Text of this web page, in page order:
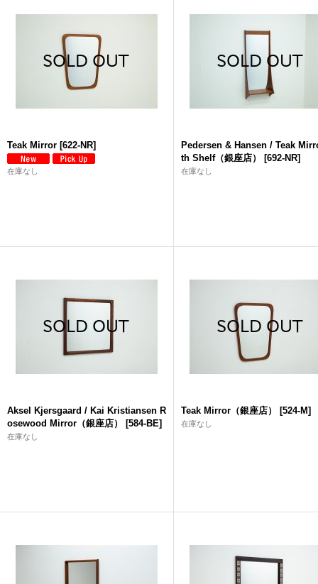
Teak Mirror [622-NR]
在庫なし
Pedersen & Hansen / Teak
th Shelf（銀座店）
[692-NR]
在庫なし
Aksel Kjersgaard / Kai Kristiansen R
osewood Mirror（銀座店）
[584-BE]
在庫なし
Teak Mirror（銀座店） [524-M]
在庫なし